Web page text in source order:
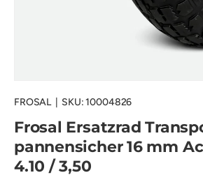
FROSAL| SKU: 10004826
Frosal Ersatzrad
pannensicher 16 mm
4.10 / 3,50